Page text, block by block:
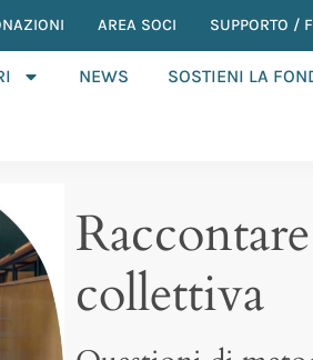
AREA SOCI SUPPORTO /
NEWS SOSTIENI LA
collettiva